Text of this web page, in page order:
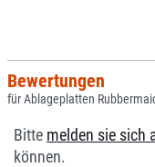
Bewertungen
für Ablageplatten
Bitte melden sie sich
können.